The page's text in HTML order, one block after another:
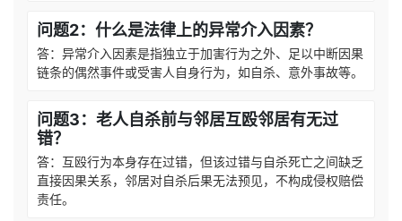
问题2：什么是法律上的异常介入因素？
答：异常介入因素是指独立于加害行为之外、足以中断因果
链条的偶然事件或受害人自身行为，如自杀、意外事故等。
问题3：老人自杀前与邻居互殴邻居有无过
错？
答：互殴行为本身存在过错，但该过错与自杀死亡之间缺乏
直接因果关系，邻居对自杀后果无法预见，不构成侵权赔偿
责任。